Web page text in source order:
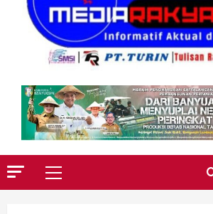
Primary